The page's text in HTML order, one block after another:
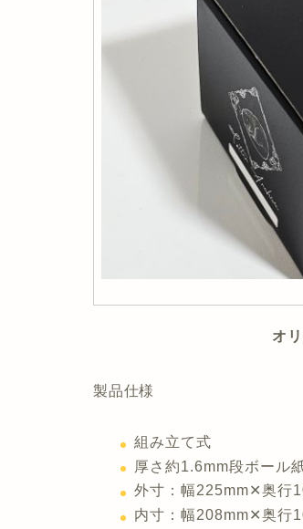
オ
製品仕様
組み立て式
厚さ約1.6mm段ボール
外寸：幅225mm✕奥行
内寸：幅208mm✕奥行